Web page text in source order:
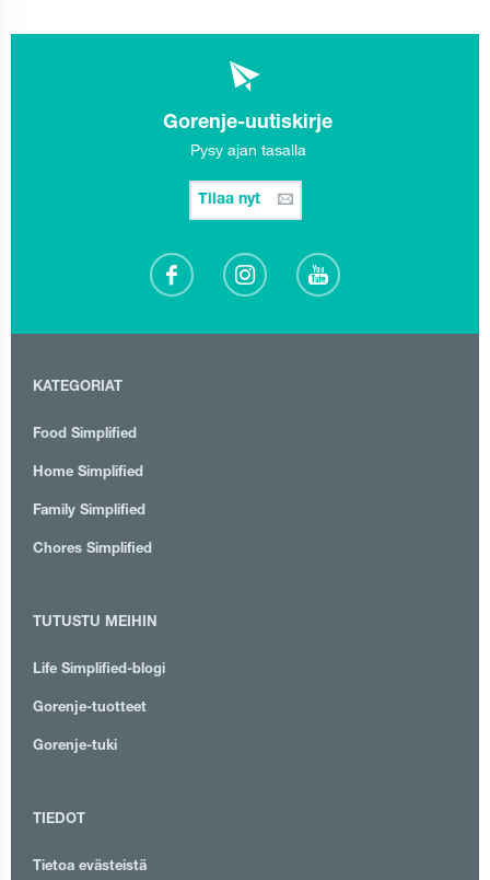
Gorenje-uutiskirje
Pysy ajan tasalla
Tilaa nyt
KATEGORIAT
Food Simplified
Home Simplified
Family Simplified
Chores Simplified
TUTUSTU MEIHIN
Life Simplified-blogi
Gorenje-tuotteet
Gorenje-tuki
TIEDOT
Tietoa evästeistä